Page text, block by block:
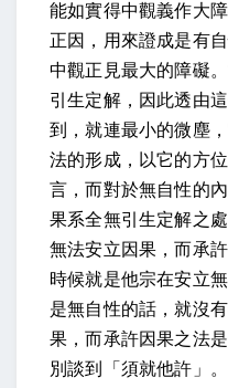
能如實得中觀義作大
正因，用來證成是有
中觀正見最大的障礙
引生定解，因此透由
到，就連最小的微塵
法的形成，以它的方
言，而對於無自性的
果系全無引生定解之
無法安立因果，而承
時候就是他宗在安立
是無自性的話，就沒
果，而承許因果之法
別談到「須就他許」。